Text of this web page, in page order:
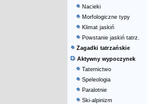
Nacieki
Morfologiczne typy
Klimat jaskiń
Powstanie jaskiń tatrz.
Zagadki tatrzańskie
Aktywny wypoczynek
Taternictwo
Speleologia
Paralotnie
Ski-alpinizm